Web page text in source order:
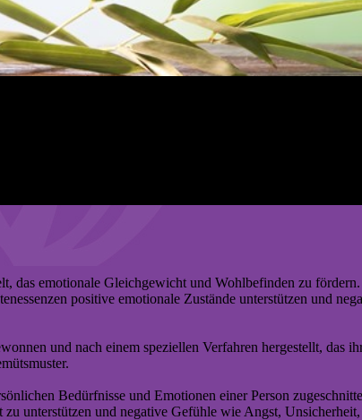
das emotionale Gleichgewicht und Wohlbefinden zu
positive emotionale Zustände unterstützen und
und nach einem speziellen Verfahren hergestellt, das
Bedürfnisse und Emotionen einer Person
unterstützen und negative Gefühle wie Angst, Unsicherheit,